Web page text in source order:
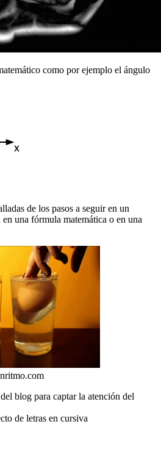
como por ejemplo el ángulo
de los pasos a seguir en un
una fórmula matemática o en una
blog para captar la atención del
de letras en cursiva